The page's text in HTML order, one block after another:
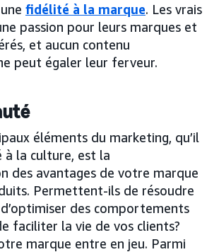
fidélité à la marque. Les vrais
passion pour leurs marques et
et aucun contenu
peut égaler leur ferveur.
éléments du marketing, qu’il
à la culture, est la
des avantages de votre marque
Permettent-ils de résoudre
des comportements
faciliter la vie de vos clients?
marque entre en jeu. Parmi